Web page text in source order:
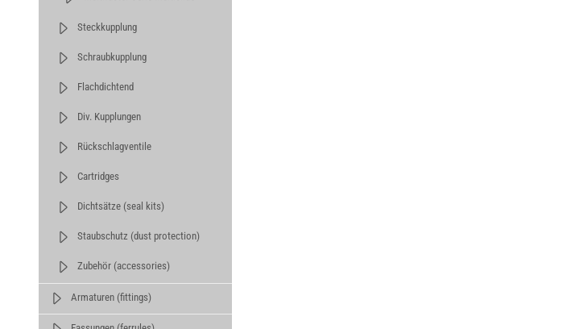
Steckkupplung
Schraubkupplung
Flachdichtend
Div. Kupplungen
Rückschlagventile
Cartridges
Dichtsätze (seal kits)
Staubschutz (dust protection)
Zubehör (accessories)
Armaturen (fittings)